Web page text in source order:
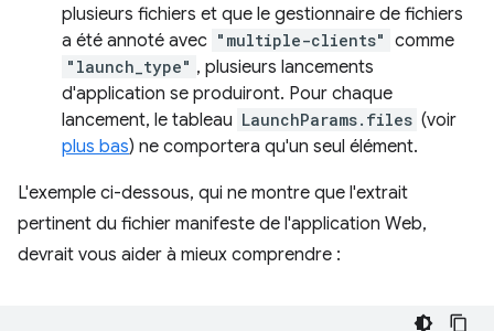
plusieurs fichiers et que le gestionnaire de fichiers
a été annoté avec "multiple-clients" comme
"launch_type" , plusieurs lancements
d'application se produiront. Pour chaque
lancement, le tableau LaunchParams.files (voir
plus bas) ne comportera qu'un seul élément.
L'exemple ci-dessous, qui ne montre que l'extrait
pertinent du fichier manifeste de l'application Web,
devrait vous aider à mieux comprendre :